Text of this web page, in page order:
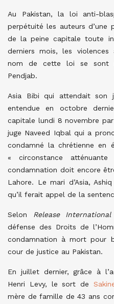
Au Pakistan, la loi anti-
perpétuité les auteurs d’une
de la peine capitale toute
derniers mois, les violences
nom de cette loi se sont
Pendjab.
Asia Bibi qui attendait son
entendue en octobre
capitale lundi 8 novembre
juge Naveed Iqbal qui a
condamné la chrétienne en
« circonstance
condamnation doit encore
Lahore. Le mari d’Asia,
qu’il ferait appel de la
Selon Release International
défense des Droits de
condamnation à mort pour
cour de justice au Pakistan.
En juillet dernier, grâce à
Henri Levy, le sort de
mère de famille de 43 ans